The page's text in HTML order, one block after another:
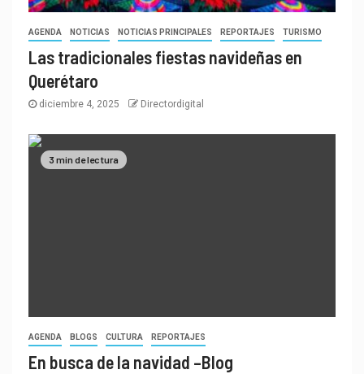
AGENDA NOTICIAS NOTICIAS PRINCIPALES REPORTAJES TURISMO
Las tradicionales fiestas navideñas en
Querétaro
diciembre 4, 2025 Directordigital
3 min de lectura
AGENDA BLOGS CULTURA REPORTAJES
En busca de la navidad –Blog